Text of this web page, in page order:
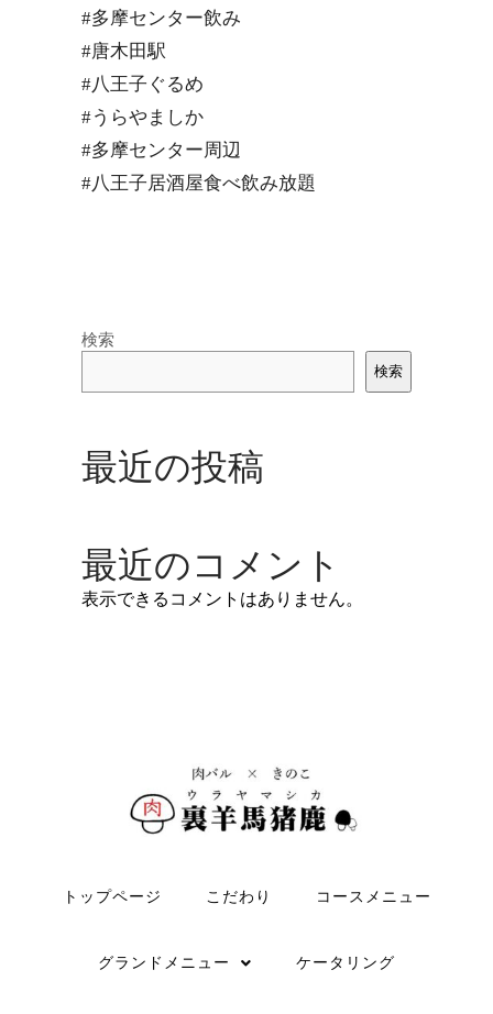
#多摩センター飲み
#唐木田駅
#八王子ぐるめ
#うらやましか
#多摩センター周辺
#八王子居酒屋食べ飲み放題
検索
検索
最近の投稿
最近のコメント
表示できるコメントはありません。
トップページ こだわり コースメニュー
グランドメニュー ケータリング